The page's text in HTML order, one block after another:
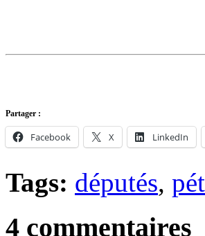
Partager :
Facebook X LinkedIn
Tags: députés,
4 commentaires